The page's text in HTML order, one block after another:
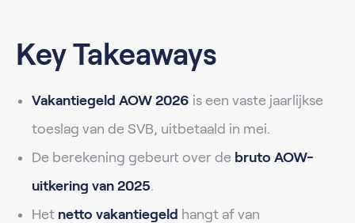
Key Takeaways
Vakantiegeld AOW 2026 is een vaste jaarlijkse
toeslag van de SVB, uitbetaald in mei.
De berekening gebeurt over de bruto AOW-
uitkering van 2025.
Het netto vakantiegeld hangt af van